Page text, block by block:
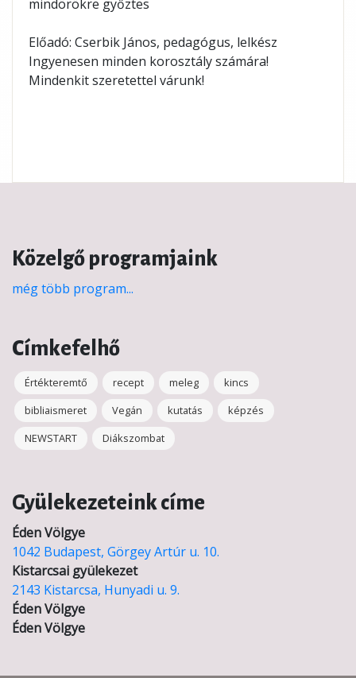
mindörökre győztes
Előadó: Cserbik János, pedagógus, lelkész
Ingyenesen minden korosztály számára!
Mindenkit szeretettel várunk!
Közelgő programjaink
még több program...
Címkefelhő
Értékteremtő recept meleg
kincs
bibliaismeret
Vegán kutatás
képzés
NEWSTART
Diákszombat
Gyülekezeteink címe
Éden Völgye
1042 Budapest, Görgey Artúr u. 10.
Kistarcsai gyülekezet
2143 Kistarcsa, Hunyadi u. 9.
Éden Völgye
Éden Völgye